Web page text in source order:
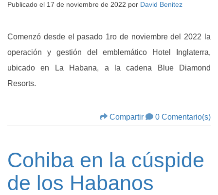
Publicado el 17 de noviembre de 2022 por David Benitez
Comenzó desde el pasado 1ro de noviembre del 2022 la
operación y gestión del emblemático Hotel Inglaterra,
ubicado en La Habana, a la cadena Blue Diamond
Resorts.
Compartir 0 Comentario(s)
Cohiba en la cúspide
de los Habanos